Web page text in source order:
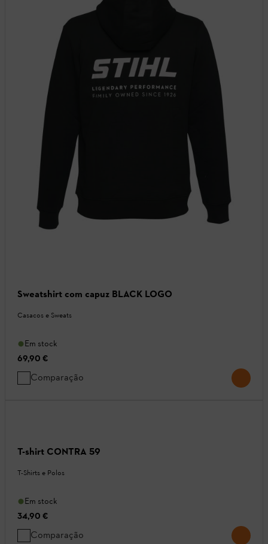
Sweatshirt com capuz BLACK LOGO
Casacos e Sweats
Em stock
69,90 €
Comparação
T-shirt CONTRA 59
T-Shirts e Polos
Em stock
34,90 €
Comparação